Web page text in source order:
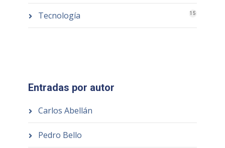
Tecnología 15
Entradas por autor
Carlos Abellán
Pedro Bello